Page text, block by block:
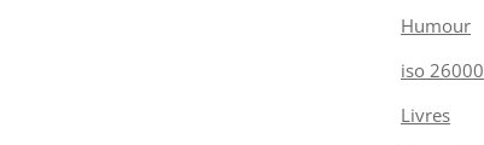
Humour
iso 26000
Livres